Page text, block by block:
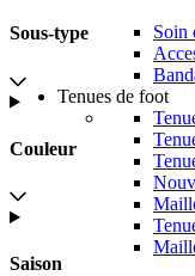
Soin
Tenues de foot
Sous-type
Couleur
Saison